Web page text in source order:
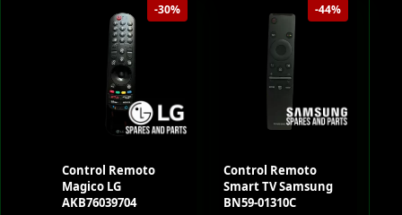
-30%
Control Remoto
Magico LG
AKB76039704
-44%
Control Remoto
Smart TV Samsung
BN59-01310C